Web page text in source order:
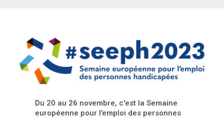
Du 20 au 26 novembre, c'est la Semaine
européenne pour l’emploi des personnes